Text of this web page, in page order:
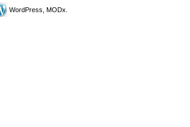
WordPress, MODx.